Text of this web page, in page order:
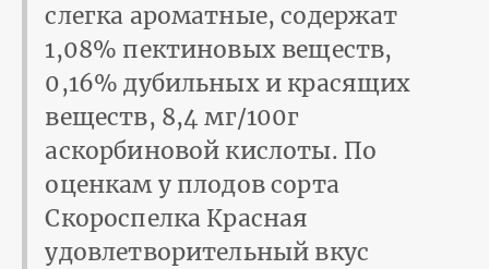
слегка ароматные, содержат
1,08% пектиновых веществ,
0,16% дубильных и красящих
веществ, 8,4 мг/100г
аскорбиновой кислоты. По
оценкам у плодов сорта
Скороспелка Красная
удовлетворительный вкус